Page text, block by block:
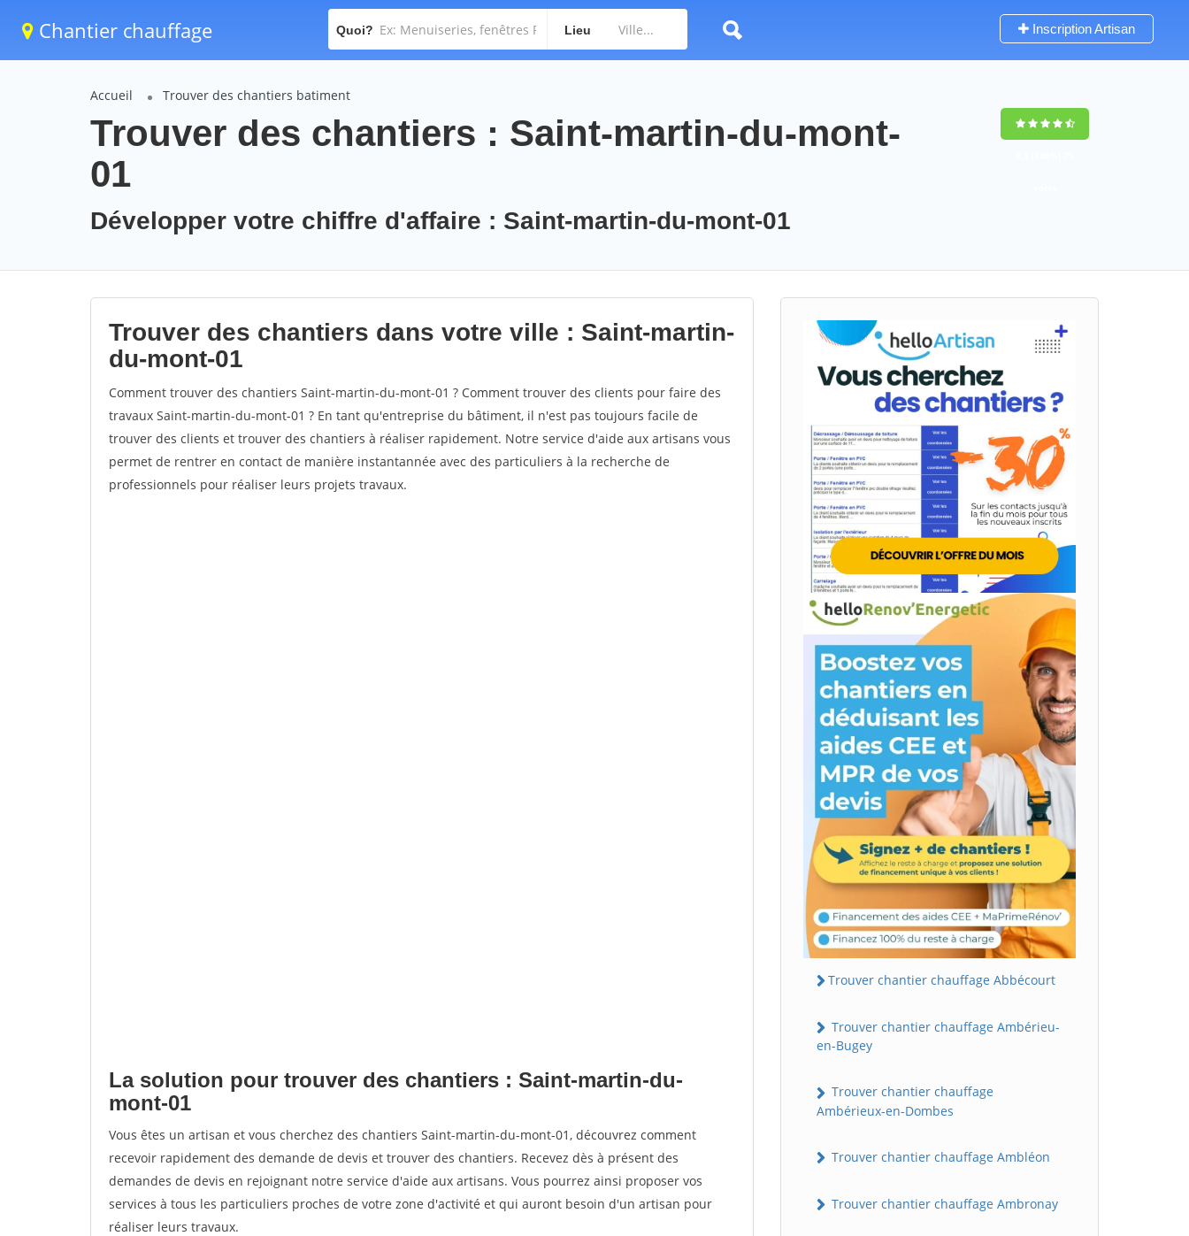
Chantier chauffage Quoi? Lieu Inscription Artisan
Accueil Trouver des chantiers batiment
Trouver des chantiers : Saint-martin-du-mont-
01
Développer votre chiffre d'affaire : Saint-martin-du-mont-01
Trouver des chantiers dans votre ville : Saint-martin-
du-mont-01
Comment trouver des chantiers Saint-martin-du-mont-01 ? Comment trouver des clients pour faire des
travaux Saint-martin-du-mont-01 ? En tant qu'entreprise du bâtiment, il n'est pas toujours facile de
trouver des clients et trouver des chantiers à réaliser rapidement. Notre service d'aide aux artisans vous
permet de rentrer en contact de manière instantannée avec des particuliers à la recherche de
professionnels pour réaliser leurs projets travaux.
La solution pour trouver des chantiers : Saint-martin-du-
mont-01
Vous êtes un artisan et vous cherchez des chantiers Saint-martin-du-mont-01, découvrez comment
recevoir rapidement des demande de devis et trouver des chantiers. Recevez dès à présent des
demandes de devis en rejoignant notre service d'aide aux artisans. Vous pourrez ainsi proposer vos
services à tous les particuliers proches de votre zone d'activité et qui auront besoin d'un artisan pour
réaliser leurs travaux.
Trouver chantier chauffage Abbécourt
Trouver chantier chauffage Ambérieu-
en-Bugey
Trouver chantier chauffage
Ambérieux-en-Dombes
Trouver chantier chauffage Ambléon
Trouver chantier chauffage Ambronay